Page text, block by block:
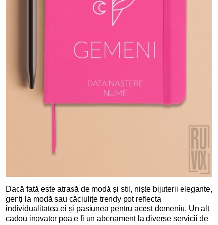
Dacă fată este atrasă de modă și stil, niște bijuterii elegante,
genți la modă sau căciulițe trendy pot reflecta
individualitatea ei și pasiunea pentru acest domeniu. Un alt
cadou inovator poate fi un abonament la diverse servicii de